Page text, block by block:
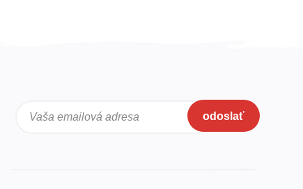
Vaša emailová adresa odoslať